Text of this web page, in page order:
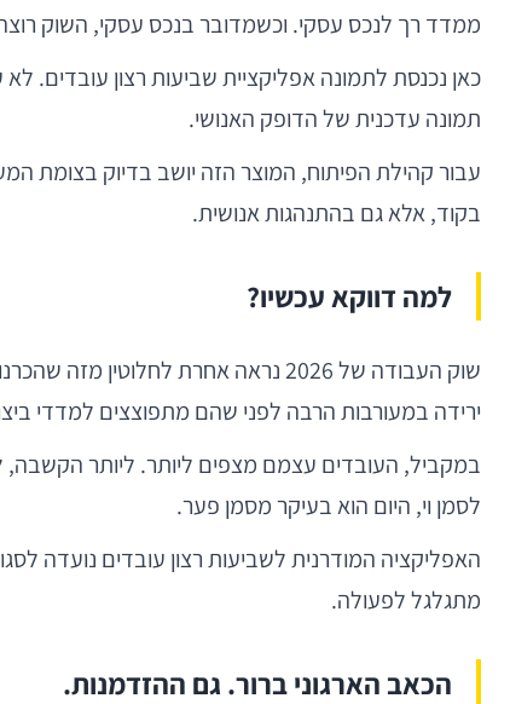
ממדד רך לנכס עסקי. וכשמדובר בנכס עסקי, השוק
תמונה עדכנית של הדופק האנושי.
בקוד, אלא גם בהתנהגות אנושית.
למה דווקא עכשיו?
שוק העבודה של 2026 נראה אחרת
ירידה במעורבות הרבה לפני שהם מתפוצצים למדדי
במקביל, העובדים עצמם מצפים ליותר. ליותר
לסמן וי, היום הוא בעיקר מסמן פער.
האפליקציה המודרנית לשביעות רצון עובדים נועדה
מתגלגל לפעולה.
הכאב הארגוני ברור. גם ההזדמנות.